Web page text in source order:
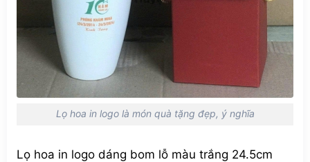
Lọ hoa in logo là món quà tặng đẹp, ý nghĩa
Lọ hoa in logo dáng bom lỗ màu trắng 24.5cm